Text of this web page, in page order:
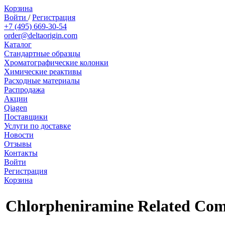
Корзина
Войти /Регистрация
+7 (495) 669-30-54
order@deltaorigin.com
Каталог
Стандартные образцы
Хроматографические колонки
Химические реактивы
Расходные материалы
Распродажа
Акции
Qiagen
Поставщики
Услуги по доставке
Новости
Отзывы
Контакты
Войти
Регистрация
Корзина
Chlorpheniramine Related